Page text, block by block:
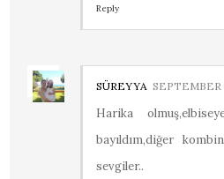
Reply
SÜREYYA SEPTEMBER
Harika
bayıldım,diğer
sevgiler..